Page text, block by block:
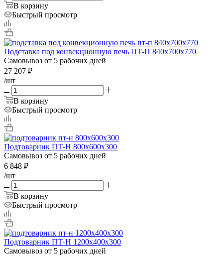
В корзину
Быстрый просмотр
Подставка под конвекционную печь ПТ-П 840х700х770
Самовывоз от 5 рабочих дней
27 207 ₽
/шт
В корзину
Быстрый просмотр
Подтоварник ПТ-Н 800х600х300
Самовывоз от 5 рабочих дней
6 848 ₽
/шт
В корзину
Быстрый просмотр
Подтоварник ПТ-Н 1200х400х300
Самовывоз от 5 рабочих дней